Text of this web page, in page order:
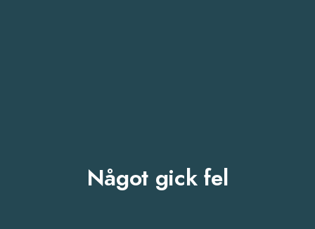
Något gick fel